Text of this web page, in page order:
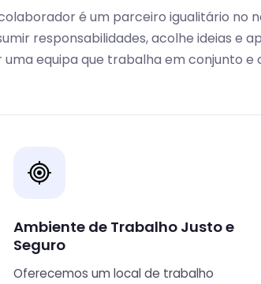
é um parceiro igualitário no
responsabilidades, acolhe ideias e
uma equipa que trabalha em conjunto e
Ambiente de Trabalho Justo e
Seguro
Oferecemos um local de trabalho